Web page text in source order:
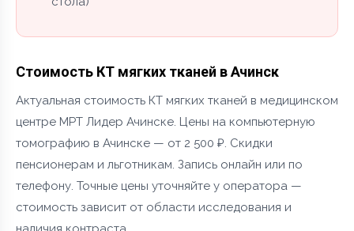
Стоимость КТ мягких тканей в Ачинск
Актуальная стоимость КТ мягких тканей в медицинском
центре МРТ Лидер Ачинске. Цены на компьютерную
томографию в Ачинске — от 2 500 ₽. Скидки
пенсионерам и льготникам. Запись онлайн или по
телефону. Точные цены уточняйте у оператора —
стоимость зависит от области исследования и